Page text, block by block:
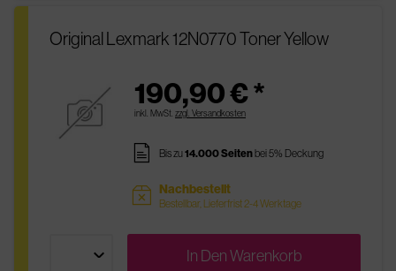
Original Lexmark 12N0770 Toner Yellow
190,90 € *
inkl. MwSt. zzgl. Versandkosten
pages Bis zu14.000 Seitenbei 5% Deckung
sold Nachbestellt
Bestellbar, Lieferfrist 2-4 Werktage
In DenWarenkorb